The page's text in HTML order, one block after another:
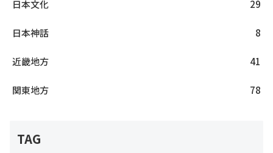
日本文化 29
日本神話 8
近畿地方 41
関東地方 78
TAG